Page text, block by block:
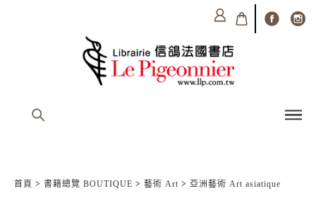
首頁 > 書籍總覽 BOUTIQUE > 藝術 Art > 亞洲藝術 Art asiatique